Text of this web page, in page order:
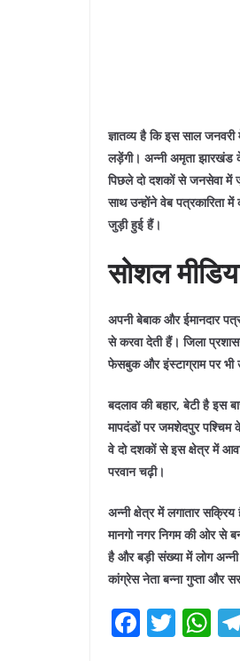
ज्ञातव्य है कि इस साल जनवरी
लड़ेंगी। अन्नी अमृता झारखंड
पिछले दो दशकों से जनसेवा में
साथ उन्होंने वेब
जुड़ी हुई हैं।
सोशल
अपनी बेबाक और ईमानदार
से करवा देती हैं। जिला
फेसबुक और इंस्टाग्राम पर भी
बदलाव की बहार, बेटी है इस
मापदंडों पर जमशेदपुर
वे दो दशकों से इस क्षेत्र में
परवान चढ़ी।
अन्नी क्षेत्र में लगातार
मानगो नगर निगम की ओर से
है और बड़ी संख्या में लोग
कांग्रेस नेता बन्ना गुप्ता और
F T W